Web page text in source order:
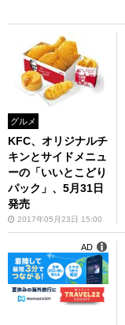
グルメ
KFC、オリジナルチ
キンとサイドメニュ
ーの「いいとこどり
パック」、5月31日
発売
2017年05月23日 15:00
AD